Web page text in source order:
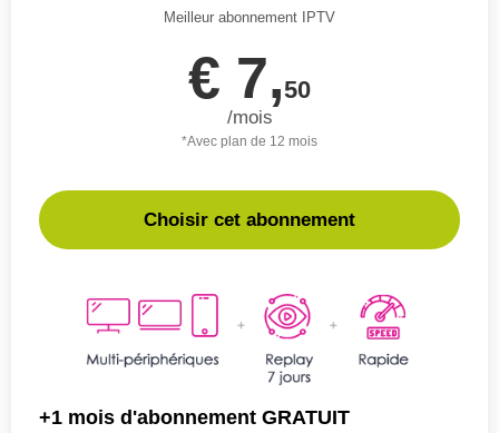
Meilleur abonnement IPTV
€ 7,50
/mois
*Avec plan de 12 mois
Choisir cet abonnement
+1 mois d'abonnement GRATUIT